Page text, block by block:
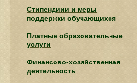
Стипендиии и меры
поддержки обучающихся
Платные образовательные
услуги
Финансово-хозяйственная
деятельность